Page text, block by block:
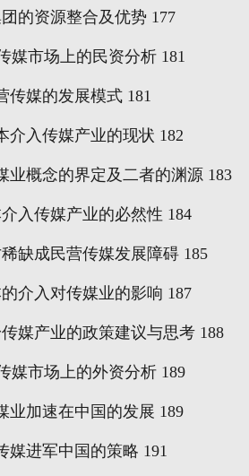
的资源整合及优势177
媒市场上的民资分析 181
传媒的发展模式181
介入传媒产业的现状 182
业概念的界定及二者的渊源183
入传媒产业的必然性 184
缺成民营传媒发展障碍185
介入对传媒业的影响 187
媒产业的政策建议与思考188
媒市场上的外资分析 189
业加速在中国的发展 189
媒进军中国的策略 191